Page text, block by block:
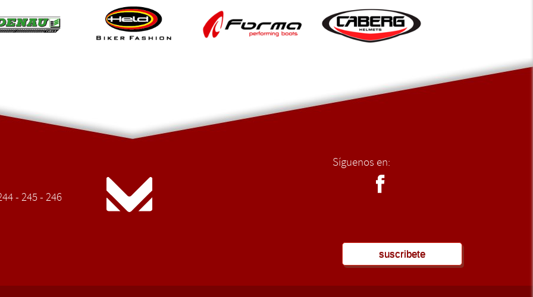
- 245 - 246
Síguenos en:
suscribete